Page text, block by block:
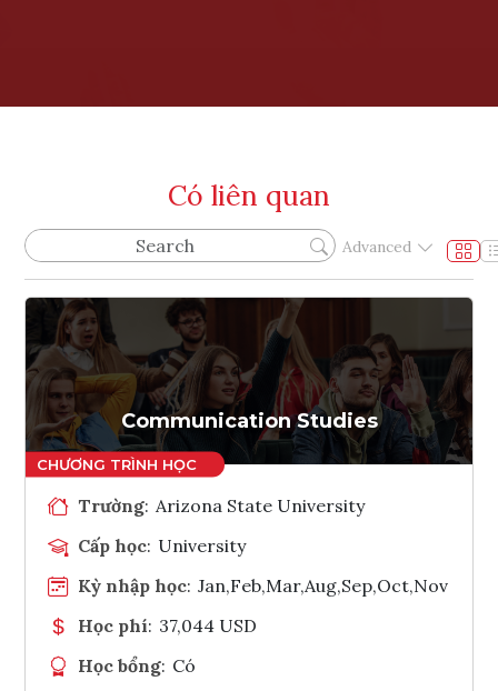
Có liên quan
Advanced
Communication Studies
Trường: Arizona State University
Cấp học: University
Kỳ nhập học: Jan,Feb,Mar,Aug,Sep,Oct,Nov
Học phí: 37,044 USD
Học bổng: Có